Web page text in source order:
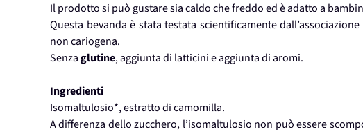
Il prodotto si può gustare sia caldo che freddo ed è adatto a
Questa bevanda è stata testata scientificamente
non cariogena.
Senzaglutine, aggiunta di latticini e aggiunta di aromi.
Ingredienti
Isomaltulosio*, estratto di camomilla.
A differenza dello zucchero, l’isomaltulosio non può essere